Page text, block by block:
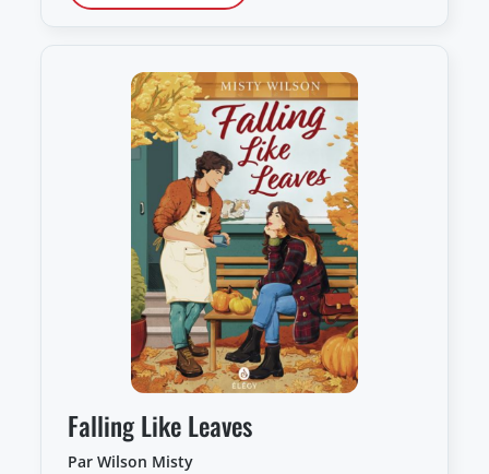
Falling Like Leaves
Par Wilson Misty